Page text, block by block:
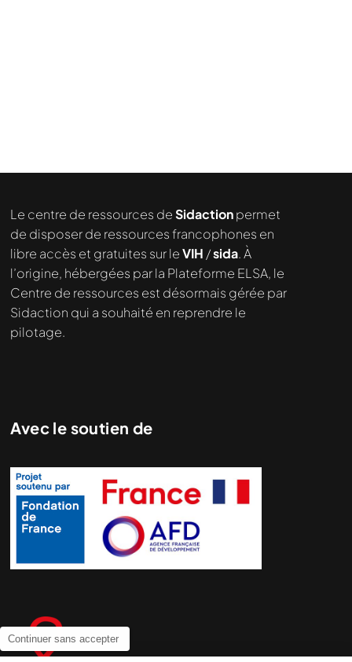
Continuer sans accepter
Nous cherchons le contenu
demandé....
Le centre de ressources deSidactionpermet
de disposer de ressources francophones en
libre accès et gratuites sur leVIH /sida. À
l’origine, hébergées par la Plateforme ELSA, le
Centre de ressources est désormais gérée par
Sidaction qui a souhaité en reprendre le
pilotage.
Avec le soutien de